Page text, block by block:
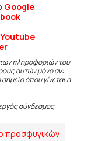
Google
Youtube
πληροφοριών του
αυτών μόνο αν:
σημείο όπου γίνεται η
σύνδεσμος
προσφυγικών